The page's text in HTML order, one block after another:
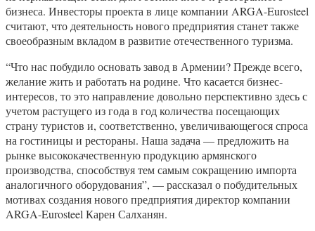
бизнеса. Инвесторы проекта в лице компании ARGA-Eurosteel
считают, что деятельность нового предприятия станет также
своеобразным вкладом в развитие отечественного туризма.
“Что нас побудило основать завод в Армении? Прежде всего,
желание жить и работать на родине. Что касается бизнес-
интересов, то это направление довольно перспективно здесь с
учетом растущего из года в год количества посещающих
страну туристов и, соответственно, увеличивающегося спроса
на гостиницы и рестораны. Наша задача — предложить на
рынке высококачественную продукцию армянского
производства, способствуя тем самым сокращению импорта
аналогичного оборудования”, — рассказал о побудительных
мотивах создания нового предприятия директор компании
ARGA-Eurosteel Карен Салханян.